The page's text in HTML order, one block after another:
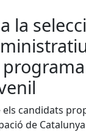
la
candidats
de Catalunya